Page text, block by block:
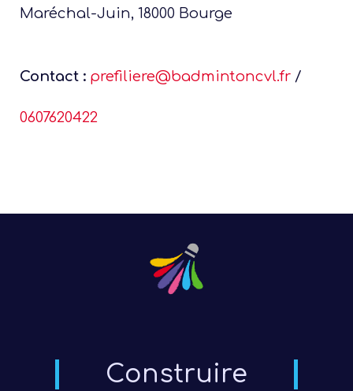
Maréchal-Juin, 18000 Bourge
Contact : prefiliere@badmintoncvl.fr /
0607620422
Construire